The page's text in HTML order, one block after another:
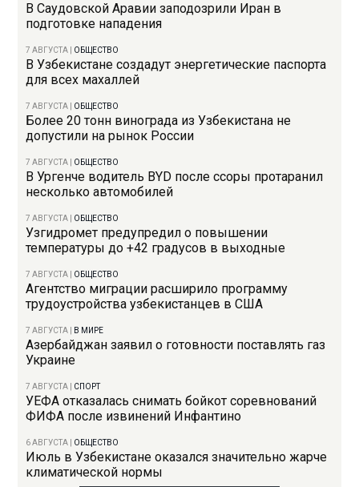
В Саудовской Аравии заподозрили Иран в
подготовке нападения
7 АВГУСТА ОБЩЕСТВО
В Узбекистане создадут энергетические паспорта
для всех махаллей
7 АВГУСТА ОБЩЕСТВО
Более 20 тонн винограда из Узбекистана не
допустили на рынок России
7 АВГУСТА ОБЩЕСТВО
В Ургенче водитель BYD после ссоры протаранил
несколько автомобилей
7 АВГУСТА ОБЩЕСТВО
Узгидромет предупредил о повышении
температуры до +42 градусов в выходные
7 АВГУСТА ОБЩЕСТВО
Агентство миграции расширило программу
трудоустройства узбекистанцев в США
7 АВГУСТА В МИРЕ
Азербайджан заявил о готовности поставлять газ
Украине
7 АВГУСТА СПОРТ
УЕФА отказалась снимать бойкот соревнований
ФИФА после извинений Инфантино
6 АВГУСТА ОБЩЕСТВО
Июль в Узбекистане оказался значительно жарче
климатической нормы